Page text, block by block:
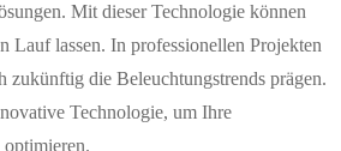
Mit dieser Technologie können
Lauf lassen. In professionellen Projekten
die Beleuchtungstrends prägen.
Technologie, um Ihre